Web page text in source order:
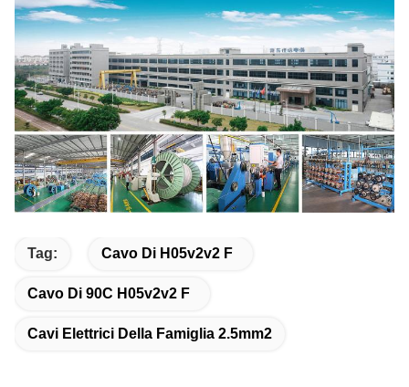
Tag: Cavo Di H05v2v2 F
Cavo Di 90C H05v2v2 F
Cavi Elettrici Della Famiglia 2.5mm2